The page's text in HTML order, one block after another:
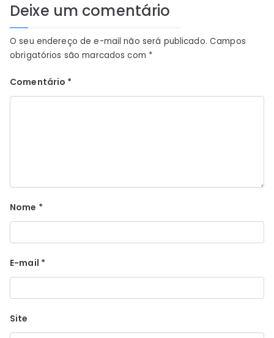
Deixe um comentário
O seu endereço de e-mail não será publicado. Campos
obrigatórios são marcados com *
Comentário *
Nome *
E-mail *
Site